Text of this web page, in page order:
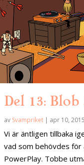
Del 13: Blob
av Svampriket | apr 10, 2015
Vi är äntligen tillbaka
vad som behövdes
PowerPlay. Tobbe